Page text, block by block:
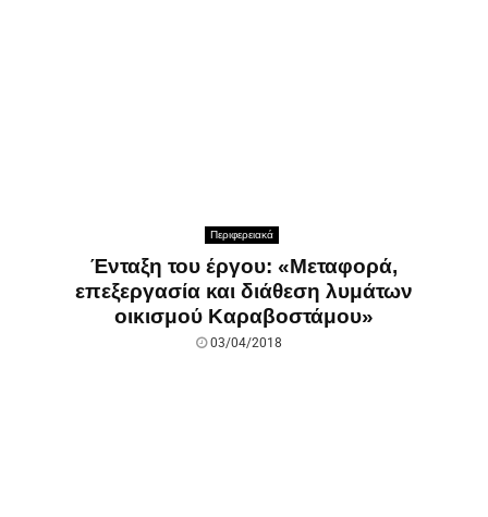
Περιφερειακά
Ένταξη του έργου: «Μεταφορά,
επεξεργασία και διάθεση λυμάτων
οικισμού Καραβοστάμου»
03/04/2018